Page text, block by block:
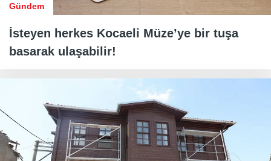
Gündem
İsteyen herkes Kocaeli Müze’ye bir tuşa
basarak ulaşabilir!